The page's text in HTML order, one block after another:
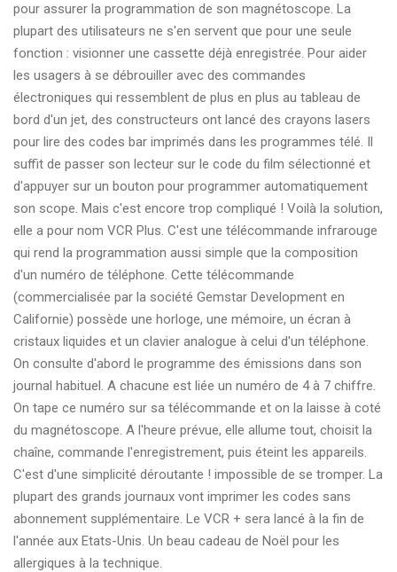
pour assurer la programmation de son magnétoscope. La
plupart des utilisateurs ne s'en servent que pour une seule
fonction : visionner une cassette déjà enregistrée. Pour aider
les usagers à se débrouiller avec des commandes
électroniques qui ressemblent de plus en plus au tableau de
bord d'un jet, des constructeurs ont lancé des crayons lasers
pour lire des codes bar imprimés dans les programmes télé. Il
suffit de passer son lecteur sur le code du film sélectionné et
d'appuyer sur un bouton pour programmer automatiquement
son scope. Mais c'est encore trop compliqué ! Voilà la solution,
elle a pour nom VCR Plus. C'est une télécommande infrarouge
qui rend la programmation aussi simple que la composition
d'un numéro de téléphone. Cette télécommande
(commercialisée par la société Gemstar Development en
Californie) possède une horloge, une mémoire, un écran à
cristaux liquides et un clavier analogue à celui d'un téléphone.
On consulte d'abord le programme des émissions dans son
journal habituel. A chacune est liée un numéro de 4 à 7 chiffre.
On tape ce numéro sur sa télécommande et on la laisse à coté
du magnétoscope. A l'heure prévue, elle allume tout, choisit la
chaîne, commande l'enregistrement, puis éteint les appareils.
C'est d'une simplicité déroutante ! impossible de se tromper. La
plupart des grands journaux vont imprimer les codes sans
abonnement supplémentaire. Le VCR + sera lancé à la fin de
l'année aux Etats-Unis. Un beau cadeau de Noël pour les
allergiques à la technique.